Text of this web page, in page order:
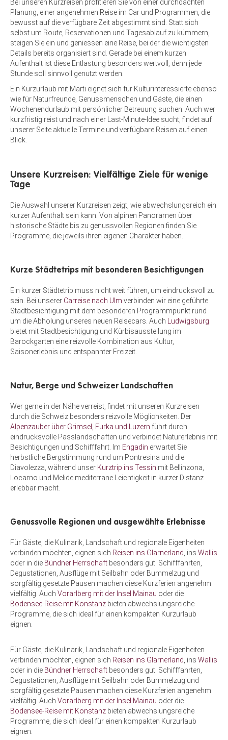
Bei unseren Kurzreisen profitieren Sie von einer durchdachten
Planung, einer angenehmen Reise im Car und Programmen, die
bewusst auf die verfügbare Zeit abgestimmt sind. Statt sich
selbst um Route, Reservationen und Tagesablauf zu kümmern,
steigen Sie ein und geniessen eine Reise, bei der die wichtigsten
Details bereits organisiert sind. Gerade bei einem kurzen
Aufenthalt ist diese Entlastung besonders wertvoll, denn jede
Stunde soll sinnvoll genutzt werden.
Ein Kurzurlaub mit Marti eignet sich für Kulturinteressierte ebenso
wie für Naturfreunde, Genussmenschen und Gäste, die einen
Wochenendurlaub mit persönlicher Betreuung suchen. Auch wer
kurzfristig reist und nach einer Last-Minute-Idee sucht, findet auf
unserer Seite aktuelle Termine und verfügbare Reisen auf einen
Blick.
Unsere Kurzreisen: Vielfältige Ziele für wenige
Tage
Die Auswahl unserer Kurzreisen zeigt, wie abwechslungsreich ein
kurzer Aufenthalt sein kann. Von alpinen Panoramen über
historische Städte bis zu genussvollen Regionen finden Sie
Programme, die jeweils ihren eigenen Charakter haben.
Kurze Städtetrips mit besonderen Besichtigungen
Ein kurzer Städtetrip muss nicht weit führen, um eindrucksvoll zu
sein. Bei unserer Carreise nach Ulm verbinden wir eine geführte
Stadtbesichtigung mit dem besonderen Programmpunkt rund
um die Abholung unseres neuen Reisecars. Auch Ludwigsburg
bietet mit Stadtbesichtigung und Kürbisausstellung im
Barockgarten eine reizvolle Kombination aus Kultur,
Saisonerlebnis und entspannter Freizeit.
Natur, Berge und Schweizer Landschaften
Wer gerne in der Nähe verreist, findet mit unseren Kurzreisen
durch die Schweiz besonders reizvolle Möglichkeiten. Der
Alpenzauber über Grimsel, Furka und Luzern führt durch
eindrucksvolle Passlandschaften und verbindet Naturerlebnis mit
Besichtigungen und Schifffahrt. Im Engadin erwartet Sie
herbstliche Bergstimmung rund um Pontresina und die
Diavolezza, während unser Kurztrip ins Tessin mit Bellinzona,
Locarno und Melide mediterrane Leichtigkeit in kurzer Distanz
erlebbar macht.
Genussvolle Regionen und ausgewählte Erlebnisse
Für Gäste, die Kulinarik, Landschaft und regionale Eigenheiten
verbinden möchten, eignen sich Reisen ins Glarnerland , ins Wallis
oder in die Bündner Herrschaft besonders gut. Schifffahrten,
Degustationen, Ausflüge mit Seilbahn oder Bummelzug und
sorgfältig gesetzte Pausen machen diese Kurzferien angenehm
vielfältig. Auch Vorarlberg mit der Insel Mainau oder die
Bodensee-Reise mit Konstanz bieten abwechslungsreiche
Programme, die sich ideal für einen kompakten Kurzurlaub
eignen.
Für Gäste, die Kulinarik, Landschaft und regionale Eigenheiten
verbinden möchten, eignen sich Reisen ins Glarnerland , ins Wallis
oder in die Bündner Herrschaft besonders gut. Schifffahrten,
Degustationen, Ausflüge mit Seilbahn oder Bummelzug und
sorgfältig gesetzte Pausen machen diese Kurzferien angenehm
vielfältig. Auch Vorarlberg mit der Insel Mainau oder die
Bodensee-Reise mit Konstanz bieten abwechslungsreiche
Programme, die sich ideal für einen kompakten Kurzurlaub
eignen.